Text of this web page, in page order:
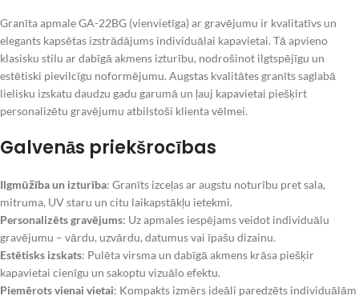
Granīta apmale GA-22BG (vienvietīga) ar gravējumu ir kvalitatīvs un
elegants kapsētas izstrādājums individuālai kapavietai. Tā apvieno
klasisku stilu ar dabīgā akmens izturību, nodrošinot ilgtspējīgu un
estētiski pievilcīgu noformējumu. Augstas kvalitātes granīts saglabā
lielisku izskatu daudzu gadu garumā un ļauj kapavietai piešķirt
personalizētu gravējumu atbilstoši klienta vēlmei.
Galvenās priekšrocības
Ilgmūžība un izturība: Granīts izceļas ar augstu noturību pret sala,
mitruma, UV staru un citu laikapstākļu ietekmi.
Personalizēts gravējums: Uz apmales iespējams veidot individuālu
gravējumu – vārdu, uzvārdu, datumus vai īpašu dizainu.
Estētisks izskats: Pulēta virsma un dabīgā akmens krāsa piešķir
kapavietai cienīgu un sakoptu vizuālo efektu.
Piemērots vienai vietai: Kompakts izmērs ideāli paredzēts individuālām